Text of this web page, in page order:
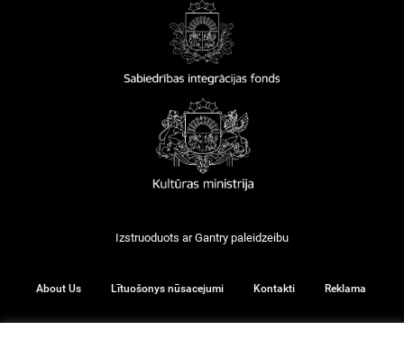
Izstruoduots arGantry paleidzeibu
About Us Lītuošonys nūsacejumi Kontakti Reklama